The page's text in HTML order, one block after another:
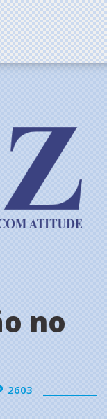
no
2603